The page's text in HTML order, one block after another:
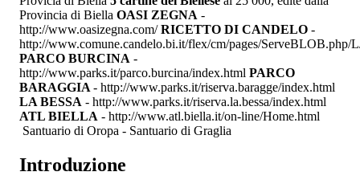
Provincia di Biella OASI ZEGNA -
http://www.oasizegna.com/RICETTO DI CANDELO -
http://www.comune.candelo.bi.it/flex/cm/pages/ServeBLOB.php/
PARCO BURCINA -
http://www.parks.it/parco.burcina/index.html PARCO
BARAGGIA - http://www.parks.it/riserva.baragge/index.html
LA BESSA - http://www.parks.it/riserva.la.bessa/index.html
ATL BIELLA - http://www.atl.biella.it/on-line/Home.html
Santuario di Oropa - Santuario di Graglia
Introduzione